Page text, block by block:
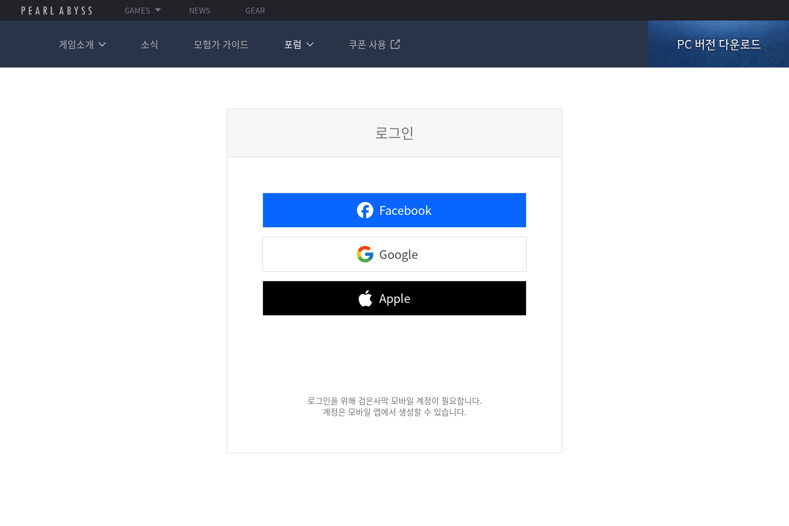
GAMES NEWS GEAR
게임소개 소식 모험가 가이드 포럼 쿠폰 사용 PC 버전 다운로드
로그인
Facebook
Google
Apple
로그인을 위해 검은사막 모바일 계정이 필요합니다.
계정은 모바일 앱에서 생성할 수 있습니다.